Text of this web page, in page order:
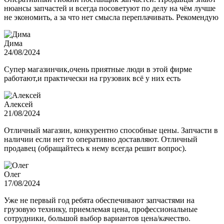
нюансы запчастей и всегда посоветуют по делу на чём лучше
не экономить, а за что нет смысла переплачивать. Рекомендую
Дима
24/08/2024
Супер магазинчик,очень приятные люди в этой фирме
работают,и практически на грузовик всё у них есть
Алексей
21/08/2024
Отличный магазин, конкурентно способные цены. Запчасти в
наличии если нет то оперативно доставляют. Отличный
продавец (обращайтесь к нему всегда решит вопрос).
Олег
17/08/2024
Уже не первый год ребята обеспечивают запчастями на
грузовую технику, приемлемая цена, профессиональные
сотрудники, большой выбор вариантов цена/качество.